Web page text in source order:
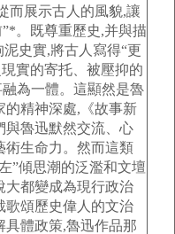
而展示古人的風貌,讓
。既尊重歷史,并與描
史實,將古人寫得“更
實的寄托、被壓抑的
為一體。這顯然是魯
的精神深處,《故事新
與魯迅默然交流、心
術生命力。然而這類
”傾思潮的泛濫和文壇
大都變成為現行政治
歌頌歷史偉人的文治
具體政策,魯迅作品那